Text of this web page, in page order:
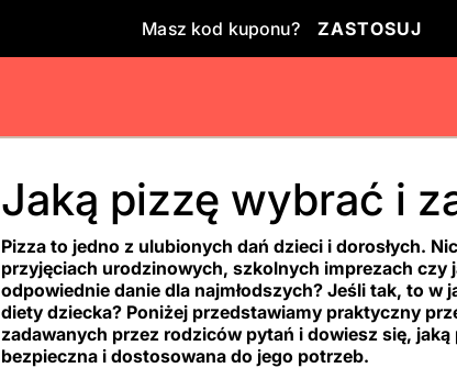
Masz kod kuponu? ZASTOSUJ
Jaką pizzę wybrać i
Pizza to jedno z ulubionych dań dzieci i dorosłych.
przyjęciach urodzinowych, szkolnych imprezach czy
odpowiednie danie dla najmłodszych? Jeśli tak, to
diety dziecka? Poniżej przedstawiamy praktyczny
zadawanych przez rodziców pytań i dowiesz się,
bezpieczna i dostosowana do jego potrzeb.